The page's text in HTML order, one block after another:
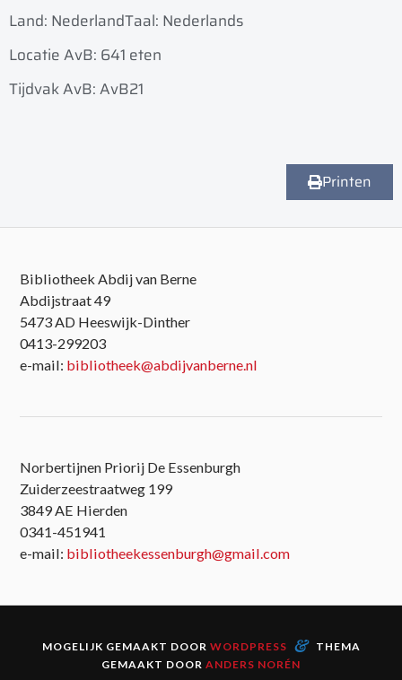
Land: NederlandTaal: Nederlands
Locatie AvB: 641 eten
Tijdvak AvB: AvB21
Printen
Bibliotheek Abdij van Berne
Abdijstraat 49
5473 AD Heeswijk-Dinther
0413-299203
e-mail: bibliotheek@abdijvanberne.nl
Norbertijnen Priorij De Essenburgh
Zuiderzeestraatweg 199
3849 AE Hierden
0341-451941
e-mail: bibliotheekessenburgh@gmail.com
MOGELIJK GEMAAKT DOOR WORDPRESS &
THEMA
GEMAAKT DOOR ANDERS NORÉN